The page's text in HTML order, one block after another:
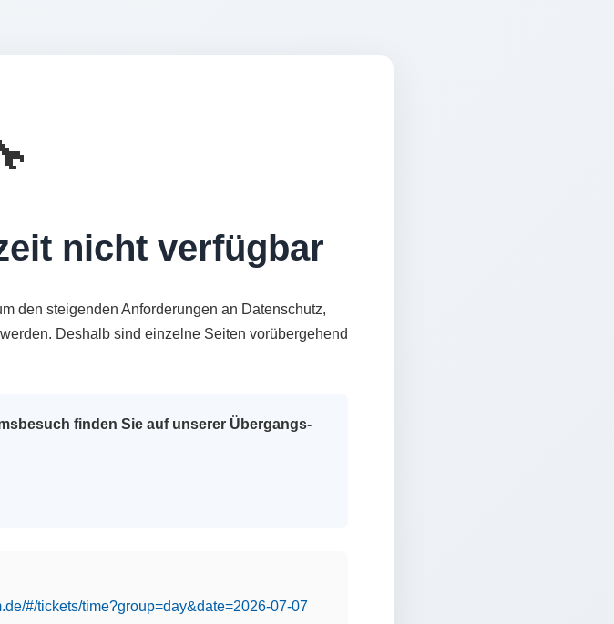
nicht verfügbar
den steigenden Anforderungen an Datenschutz,
Deshalb sind einzelne Seiten vorübergehend
finden Sie auf unserer Übergangs-
#/tickets/time?group=day&date=2026-07-07